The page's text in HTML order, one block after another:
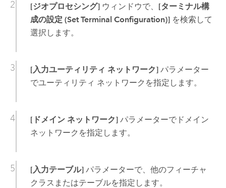
[ジオプロセシング]ウィンドウで、 [ターミナル構
成の設定 (Set Terminal Configuration)]を検索して
選択します。
[入力ユーティリティ ネットワーク]パラメーター
でユーティリティ ネットワークを指定します。
[ドメイン ネットワーク]パラメーターでドメイン
ネットワークを指定します。
[入力テーブル]パラメーターで、他のフィーチャ
クラスまたはテーブルを指定します。